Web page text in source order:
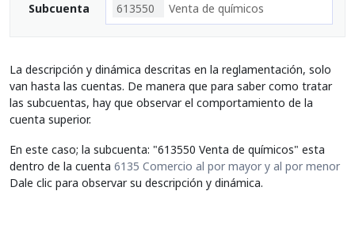
Subcuenta 613550 Venta de químicos
La descripción y dinámica descritas en la reglamentación, solo
van hasta las cuentas. De manera que para saber como tratar
las subcuentas, hay que observar el comportamiento de la
cuenta superior.
En este caso; la subcuenta: "613550 Venta de químicos" esta
dentro de la cuenta 6135 Comercio al por mayor y al por menor
Dale clic para observar su descripción y dinámica.